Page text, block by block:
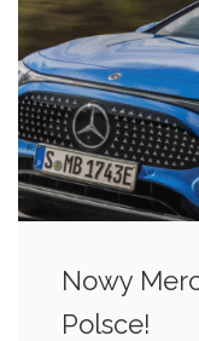
Nowy
Polsce!